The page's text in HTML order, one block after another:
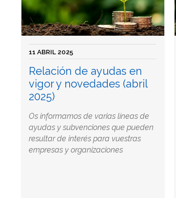
11 ABRIL 2025
Relación de ayudas en
vigor y novedades (abril
2025)
Os informamos de varias líneas de
ayudas y subvenciones que pueden
resultar de interés para vuestras
empresas y organizaciones